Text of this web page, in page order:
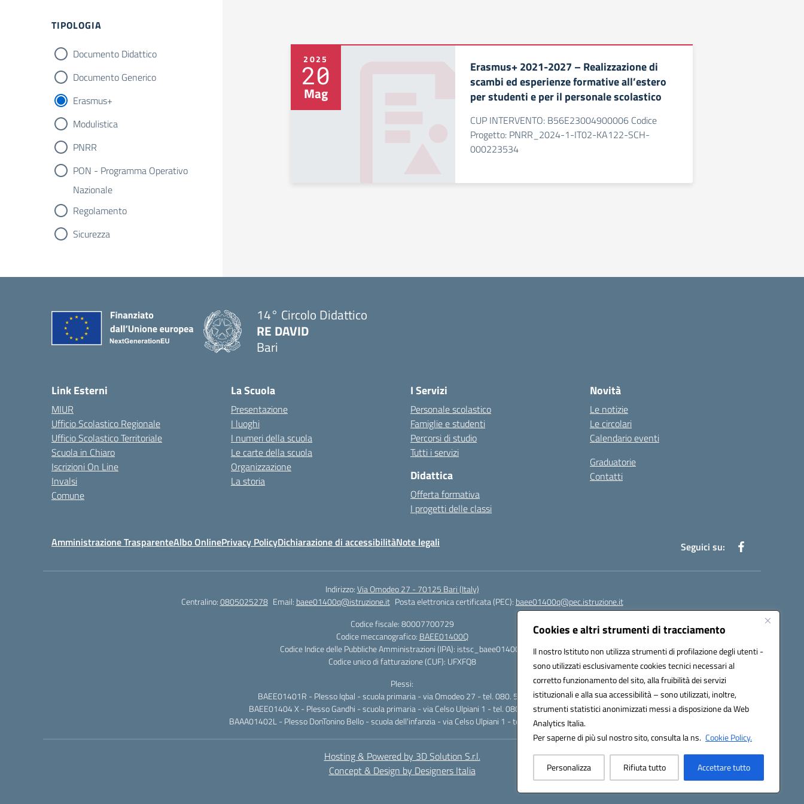
Cookies e altri strumenti di tracciamento
Il nostro Istituto non utilizza strumenti di profilazione degli utenti -
sono utilizzati esclusivamente cookies tecnici necessari al
corretto funzionamento del sito, alla fruibilità dei servizi
istituzionali e alla sua accessibilità – sono utilizzati, inoltre,
strumenti statistici anonimizzati messi a disposizione da Web
Analytics Italia.
Per saperne di più sul nostro sito, consulta la ns. Cookie Policy.
Personalizza Rifiuta tutto Accettare tutto
Filtri
TIPOLOGIA
Documento Didattico
Documento Generico
Erasmus+
Modulistica
PNRR
PON - Programma Operativo
Nazionale
Regolamento
Sicurezza
2025
20
Mag
Erasmus+ 2021-2027 – Realizzazione di
scambi ed esperienze formative all’estero
per studenti e per il personale scolastico
CUP INTERVENTO: B56E23004900006 Codice
Progetto: PNRR_2024-1-IT02-KA122-SCH-
000223534
14° Circolo Didattico
RE DAVID
Bari
Link Esterni
MIUR
Ufficio Scolastico Regionale
Ufficio Scolastico Territoriale
Scuola in Chiaro
Iscrizioni On Line
Invalsi
Comune
La Scuola
Presentazione
I luoghi
I numeri della scuola
Le carte della scuola
Organizzazione
La storia
I Servizi
Personale scolastico
Famiglie e studenti
Percorsi di studio
Tutti i servizi
Didattica
Offerta formativa
I progetti delle classi
Novità
Le notizie
Le circolari
Calendario eventi
Graduatorie
Contatti
Amministrazione TrasparenteAlbo OnlinePrivacy PolicyDichiarazione di accessibilitàNote legali Seguici su:
Indirizzo:Via Omodeo 27 - 70125 Bari (Italy)
Centralino:0805025278 Email: baee01400q@istruzione.it Posta elettronica certificata (PEC): baee01400q@pec.istruzione.it
Codice fiscale: 80007700729
Codice meccanografico: BAEE01400Q
Codice Indice delle Pubbliche Amministrazioni (IPA): istsc_baee01400q
Codice unico di fatturazione (CUF): UFXFQ8
Plessi:
BAEE01401R - Plesso Iqbal - scuola primaria - via Omodeo 27 - tel. 080. 5025278
BAEE01404 X - Plesso Gandhi - scuola primaria - via Celso Ulpiani 1 - tel. 080.5569487
BAAA01402L - Plesso DonTonino Bello - scuola dell'infanzia - via Celso Ulpiani 1 - tel. 080.5569487
Hosting & Powered by 3D Solution S.r.l.
Concept & Design by Designers Italia